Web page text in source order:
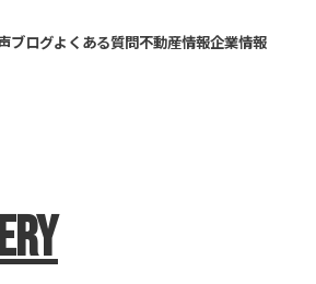
ブログよくある質問不動産情報企業情報